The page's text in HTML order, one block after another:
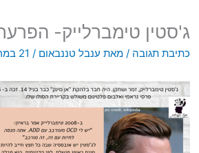
ג'סטין טימברלייק-
כתיבת תגובה / מאת ענבל טננבאום/ 21 במרץ 2022